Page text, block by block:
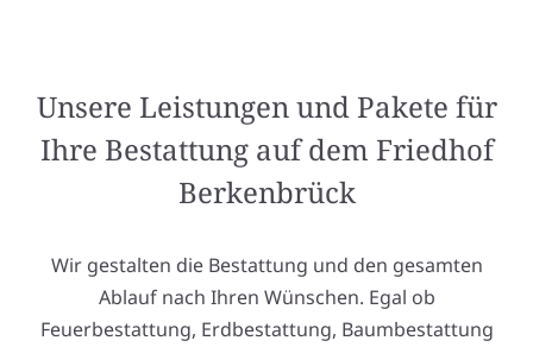
Unsere Leistungen und Pakete für
Ihre Bestattung auf dem Friedhof
Berkenbrück
Wir gestalten die Bestattung und den gesamten
Ablauf nach Ihren Wünschen. Egal ob
Feuerbestattung, Erdbestattung, Baumbestattung